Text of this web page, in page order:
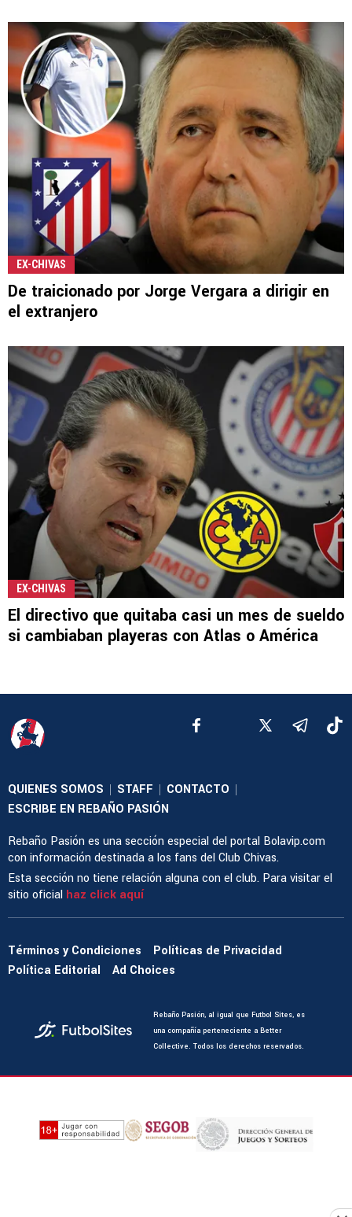
EX-CHIVAS
De traicionado por Jorge Vergara a dirigir en
el extranjero
EX-CHIVAS
El directivo que quitaba casi un mes de sueldo
si cambiaban playeras con Atlas o América
QUIENES SOMOS | STAFF | CONTACTO |
ESCRIBE EN REBAÑO PASIÓN
Rebaño Pasión es una sección especial del portal Bolavip.com
con información destinada a los fans del Club Chivas.
Esta sección no tiene relación alguna con el club. Para visitar el
sitio oficial haz click aquí
Términos y Condiciones
Políticas de Privacidad
Política Editorial
Ad Choices
Rebaño Pasión, al igual que Futbol Sites, es
una compañía perteneciente a Better
Collective. Todos los derechos reservados.